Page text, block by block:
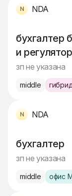
NDA
бухгалтер
и
зп не указана
middle
NDA
бухгалтер
зп не указана
middle офис